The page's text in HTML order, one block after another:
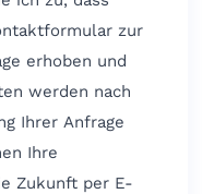
zur
erhoben und
werden nach
Ihrer Anfrage
Zukunft per E-